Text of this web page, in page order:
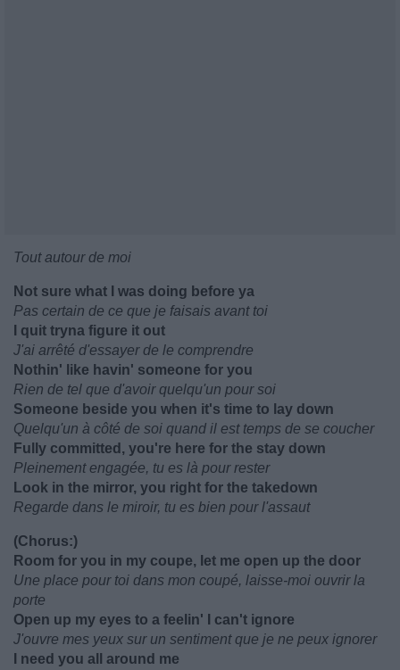
Tout autour de moi
Not sure what I was doing before ya
Pas certain de ce que je faisais avant toi
I quit tryna figure it out
J'ai arrêté d'essayer de le comprendre
Nothin' like havin' someone for you
Rien de tel que d'avoir quelqu'un pour soi
Someone beside you when it's time to lay down
Quelqu'un à côté de soi quand il est temps de se coucher
Fully committed, you're here for the stay down
Pleinement engagée, tu es là pour rester
Look in the mirror, you right for the takedown
Regarde dans le miroir, tu es bien pour l'assaut
(Chorus:)
Room for you in my coupe, let me open up the door
Une place pour toi dans mon coupé, laisse-moi ouvrir la
porte
Open up my eyes to a feelin' I can't ignore
J'ouvre mes yeux sur un sentiment que je ne peux ignorer
I need you all around me